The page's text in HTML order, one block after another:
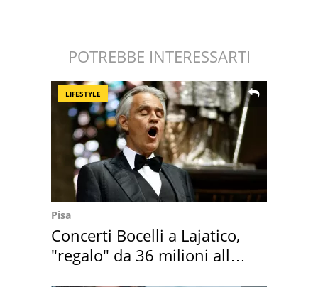
POTREBBE INTERESSARTI
LIFESTYLE
Pisa
Concerti Bocelli a Lajatico,
"regalo" da 36 milioni alla